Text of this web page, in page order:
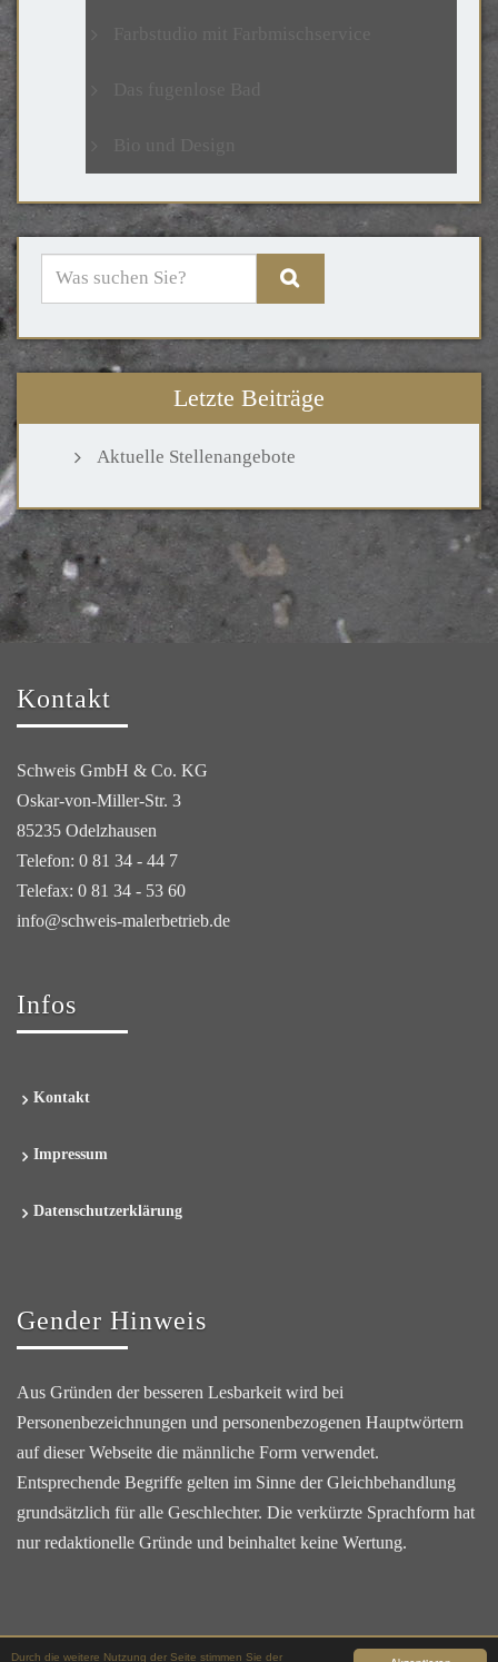
Durch die weitere Nutzung der Seite stimmen Sie der
Letzte Beiträge
Aktuelle Stellenangebote
Kontakt
Schweis GmbH & Co. KG
Oskar-von-Miller-Str. 3
85235 Odelzhausen
Telefon: 0 81 34 - 44 7
Telefax: 0 81 34 - 53 60
info@schweis-malerbetrieb.de
Infos
Kontakt
Impressum
Datenschutzerklärung
Gender Hinweis
Aus Gründen der besseren Lesbarkeit wird bei
Personenbezeichnungen und personenbezogenen Hauptwörtern
auf dieser Webseite die männliche Form verwendet.
Entsprechende Begriffe gelten im Sinne der Gleichbehandlung
grundsätzlich für alle Geschlechter. Die verkürzte Sprachform hat
nur redaktionelle Gründe und beinhaltet keine Wertung.